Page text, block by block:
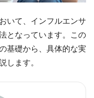
いて、インフルエンサ
となっています。この
基礎から、具体的な実
します。